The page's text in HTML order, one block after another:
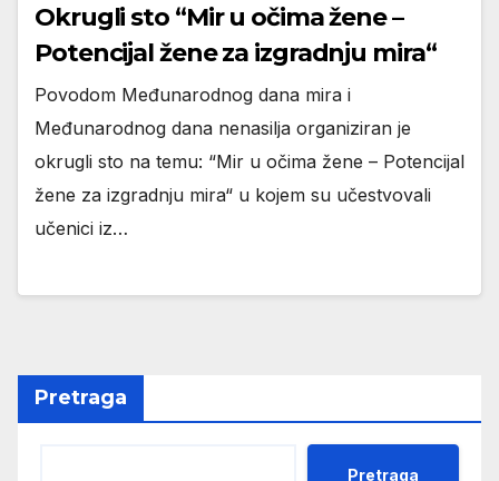
Okrugli sto “Mir u očima žene –
Potencijal žene za izgradnju mira“
Povodom Međunarodnog dana mira i
Međunarodnog dana nenasilja organiziran je
okrugli sto na temu: “Mir u očima žene – Potencijal
žene za izgradnju mira“ u kojem su učestvovali
učenici iz…
Pretraga
Pretraga